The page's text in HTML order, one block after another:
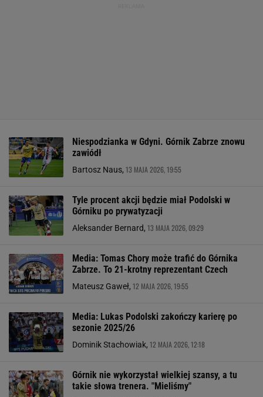
Niespodzianka w Gdyni. Górnik Zabrze znowu
zawiódł
Bartosz Naus, 13 MAJA 2026, 19:55
Tyle procent akcji będzie miał Podolski w
Górniku po prywatyzacji
Aleksander Bernard, 13 MAJA 2026, 09:29
Media: Tomas Chory może trafić do Górnika
Zabrze. To 21-krotny reprezentant Czech
Mateusz Gaweł, 12 MAJA 2026, 19:55
Media: Lukas Podolski zakończy karierę po
sezonie 2025/26
Dominik Stachowiak, 12 MAJA 2026, 12:18
Górnik nie wykorzystał wielkiej szansy, a tu
takie słowa trenera. "Mieliśmy"